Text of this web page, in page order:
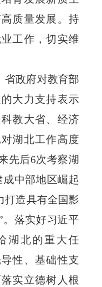
质量发展。持
工作，切实维
省政府对教育部
大力支持表示
教大省、经济
湖北工作高度
先后6次考察湖
中部地区崛起
打造具有全国影
。落实好习近平
湖北的重大任
性、基础性支
实立德树人根